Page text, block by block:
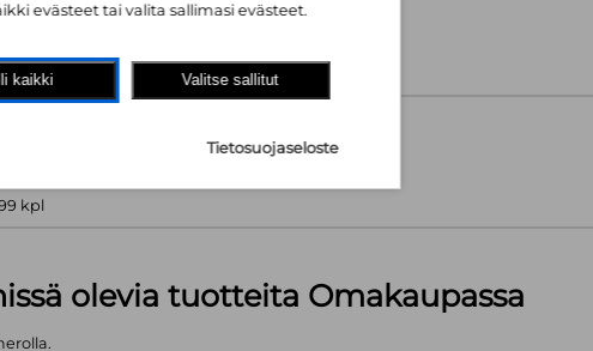
kpl
olevia tuotteita Omakaupassa
evästeet tai valita sallimasi evästeet.
kaikki Valitse sallitut
Tietosuojaseloste